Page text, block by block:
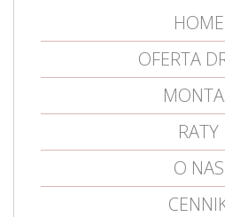
HOME
OFERTA
RATY
O NAS